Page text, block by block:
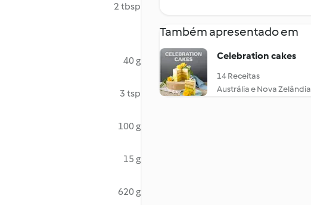
2 tbsp
40 g
3 tsp
100 g
15 g
620 g
Também apresentado em
Celebration cakes
14 Receitas
Austrália e Nova Zelândia